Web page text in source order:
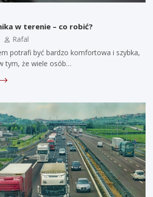
w terenie – co robić?
Rafal
potrafi być bardzo komfortowa i szybka,
tym, że wiele osób…